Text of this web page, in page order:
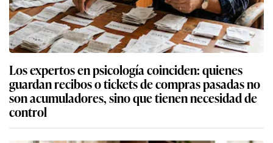
Los expertos en psicología coinciden: quienes
guardan recibos o tickets de compras pasadas no
son acumuladores, sino que tienen necesidad de
control